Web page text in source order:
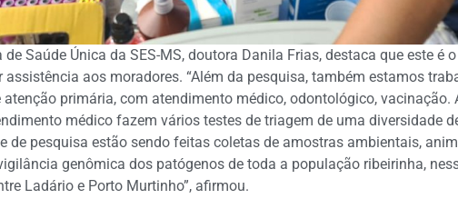
de Saúde Única da SES-MS, doutora Danila Frias, destaca que este é
assistência aos moradores. “Além da pesquisa, também estamos
atenção primária, com atendimento médico, odontológico, vacinação.
médico fazem vários testes de triagem de uma diversidade
de pesquisa estão sendo feitas coletas de amostras ambientais,
genômica dos patógenos de toda a população ribeirinha,
Ladário e Porto Murtinho”, afirmou.